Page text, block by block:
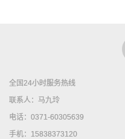
全国24小时服务热线
联系人：马九玲
电话：0371-60305639
手机：15838373120